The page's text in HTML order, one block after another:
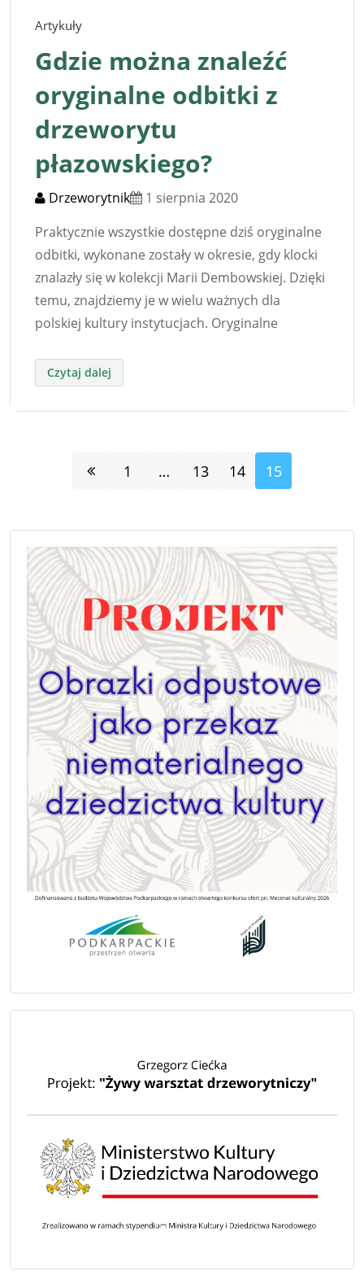
Artykuły
Gdzie można znaleźć
oryginalne odbitki z
drzeworytu
płazowskiego?
Drzeworytnik
1 sierpnia 2020
Praktycznie wszystkie dostępne dziś oryginalne
odbitki, wykonane zostały w okresie, gdy klocki
znalazły się w kolekcji Marii Dembowskiej. Dzięki
temu, znajdziemy je w wielu ważnych dla
polskiej kultury instytucjach. Oryginalne
1 … 13 14 15